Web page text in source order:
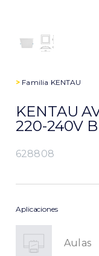
> Familia KENTAU
KENTAU
220-240V
628808
Aplicaciones
Aulas